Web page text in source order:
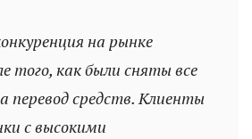
на рынке
того, как были сняты все
перевод средств. Клиенты
с высокими